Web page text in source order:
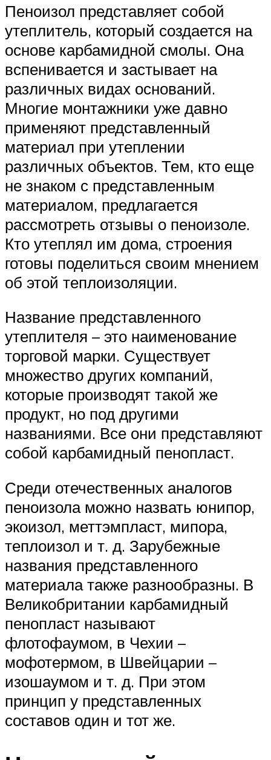
Пеноизол представляет собой
утеплитель, который создается на
основе карбамидной смолы. Она
вспенивается и застывает на
различных видах оснований.
Многие монтажники уже давно
применяют представленный
материал при утеплении
различных объектов. Тем, кто еще
не знаком с представленным
материалом, предлагается
рассмотреть отзывы о пеноизоле.
Кто утеплял им дома, строения
готовы поделиться своим мнением
об этой теплоизоляции.
Название представленного
утеплителя – это наименование
торговой марки. Существует
множество других компаний,
которые производят такой же
продукт, но под другими
названиями. Все они представляют
собой карбамидный пенопласт.
Среди отечественных аналогов
пеноизола можно назвать юнипор,
экоизол, меттэмпласт, мипора,
теплоизол и т. д. Зарубежные
названия представленного
материала также разнообразны. В
Великобритании карбамидный
пенопласт называют
флотофаумом, в Чехии –
мофотермом, в Швейцарии –
изошаумом и т. д. При этом
принцип у представленных
составов один и тот же.